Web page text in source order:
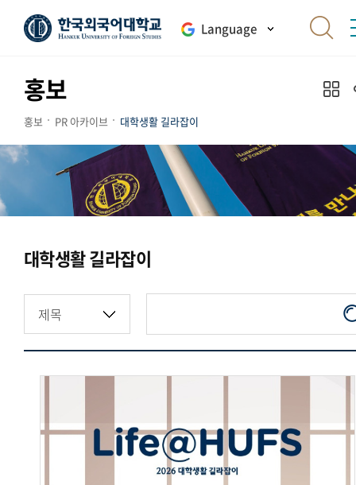
Language
홍보
홍보 PR 아카이브 대학생활 길라잡이
대학생활 길라잡이